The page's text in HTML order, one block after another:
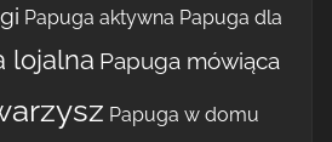
Papuga aktywna Papuga dla
lojalna Papuga mówiąca
Papuga w domu